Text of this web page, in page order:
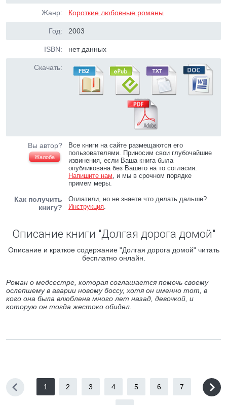
Жанр: Короткие любовные романы
Год: 2003
ISBN: нет данных
Скачать:
Вы автор?
Жалоба
Все книги на сайте размещаются его
пользователями. Приносим свои глубочайшие
извинения, если Ваша книга была
опубликована без Вашего на то согласия.
Напишите нам, и мы в срочном порядке
примем меры.
Как получить
книгу?
Оплатили, но не знаете что делать дальше?
Инструкция.
Описание книги "Долгая дорога домой"
Описание и краткое содержание "Долгая дорога домой" читать
бесплатно онлайн.
Роман о медсестре, которая соглашается помочь своему
ослепшему в аварии новому боссу, хотя он именно тот, в
кого она была влюблена много лет назад, девочкой, и
которую он тогда жестоко обидел.
1 2 3 4 5 6 7